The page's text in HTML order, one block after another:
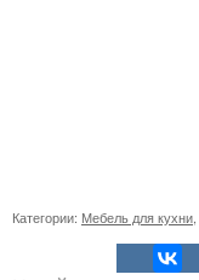
Категории: Мебель для кухни,